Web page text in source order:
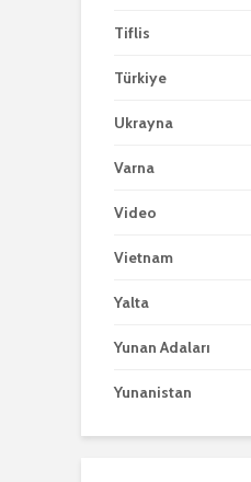
Tiflis
Türkiye
Ukrayna
Varna
Video
Vietnam
Yalta
Yunan Adaları
Yunanistan